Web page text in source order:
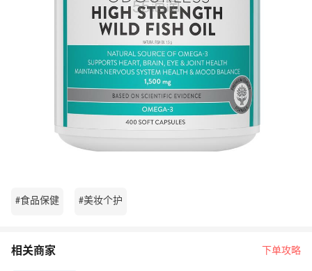
#食品保健 #美妆个护
相关商家 下单攻略